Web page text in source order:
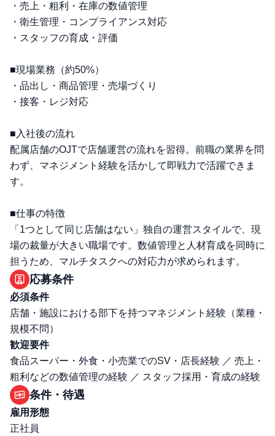
・売上・粗利・在庫の数値管理
・衛生管理・コンプライアンス対応
・スタッフの育成・評価
■現場業務（約50%）
・品出し・商品管理・売場づくり
・接客・レジ対応
■入社後の流れ
配属店舗のOJTで店舗運営の流れを習得。前職の業界を問
わず、マネジメント経験を活かして即戦力で活躍できま
す。
■仕事の特徴
「1つとして同じ店舗はない」独自の運営スタイルで、現
場の裁量が大きい職場です。数値管理と人材育成を同時に
担うため、マルチタスクへの対応力が求められます。
応募条件
必須条件
店舗・施設における部下を持つマネジメント経験（業種・
規模不問）
歓迎要件
食品スーパー・外食・小売業でのSV・店長経験 ／ 売上・
粗利などの数値管理の経験 ／ スタッフ採用・育成の経験
条件・待遇
雇用形態
正社員